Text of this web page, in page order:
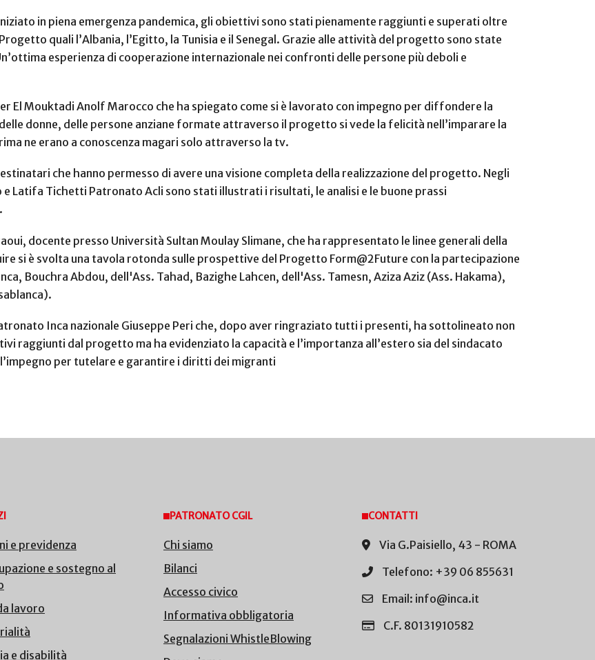
in piena emergenza pandemica, gli obiettivi sono stati pienamente raggiunti e superati oltre
quali l’Albania, l’Egitto, la Tunisia e il Senegal. Grazie alle attività del progetto sono state
esperienza di cooperazione internazionale nei confronti delle persone più deboli e
El Mouktadi Anolf Marocco che ha spiegato come si è lavorato con impegno per diffondere la
donne, delle persone anziane formate attraverso il progetto si vede la felicità nell’imparare la
ne erano a conoscenza magari solo attraverso la tv.
che hanno permesso di avere una visione completa della realizzazione del progetto. Negli
Latifa Tichetti Patronato Acli sono stati illustrati i risultati, le analisi e le buone prassi
docente presso Università Sultan Moulay Slimane, che ha rappresentato le linee generali della
si è svolta una tavola rotonda sulle prospettive del Progetto Form@2Future con la partecipazione
Bouchra Abdou, dell'Ass. Tahad, Bazighe Lahcen, dell'Ass. Tamesn, Aziza Aziz (Ass. Hakama),
Inca nazionale Giuseppe Peri che, dopo aver ringraziato tutti i presenti, ha sottolineato non
raggiunti dal progetto ma ha evidenziato la capacità e l’importanza all’estero sia del sindacato
per tutelare e garantire i diritti dei migranti
e previdenza
e sostegno al
lavoro
e disabilità
PATRONATO CGIL
Chi siamo
Bilanci
Accesso civico
Informativa obbligatoria
Segnalazioni WhistleBlowing
CONTATTI
Via G.Paisiello, 43 - ROMA
Telefono: +39 06 855631
Email: info@inca.it
C.F. 80131910582